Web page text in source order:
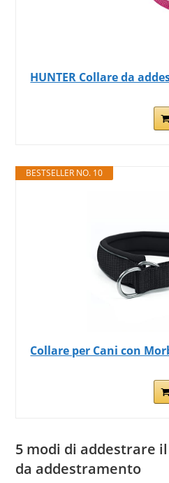
HUNTER Collare da
BESTSELLER NO. 10
Collare per Cani con
5 modi di addestrare
da addestramento